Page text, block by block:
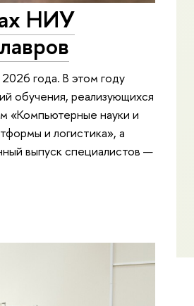
НИУ
года. В этом году
обучения, реализующихся
«Компьютерные науки и
и логистика», а
выпуск специалистов —